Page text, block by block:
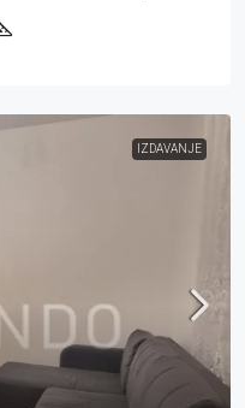
IZDAVANJE